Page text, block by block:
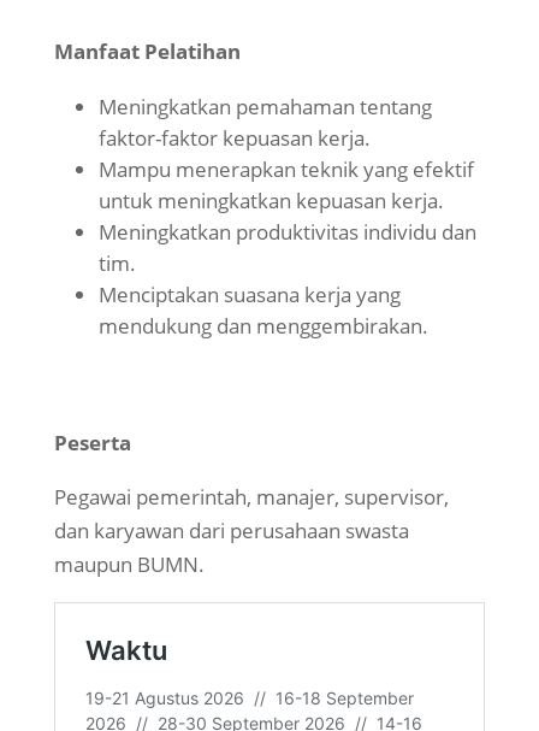
Manfaat Pelatihan
Meningkatkan pemahaman tentang
faktor-faktor kepuasan kerja.
Mampu menerapkan teknik yang efektif
untuk meningkatkan kepuasan kerja.
Meningkatkan produktivitas individu dan
tim.
Menciptakan suasana kerja yang
mendukung dan menggembirakan.
Peserta
Pegawai pemerintah, manajer, supervisor,
dan karyawan dari perusahaan swasta
maupun BUMN.